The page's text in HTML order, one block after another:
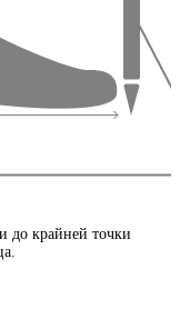
до крайней точки